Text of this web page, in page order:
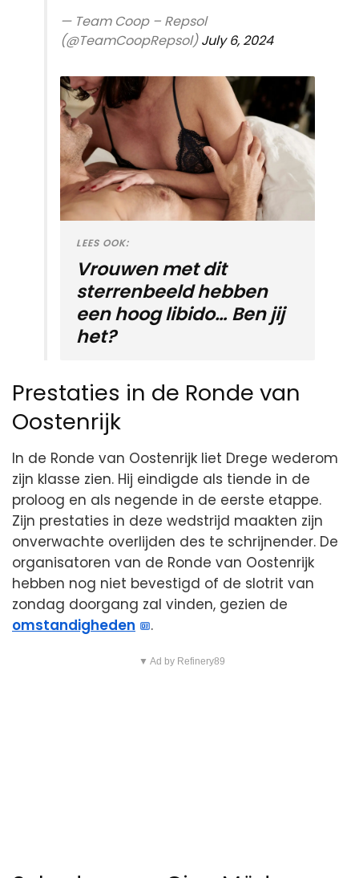
— Team Coop – Repsol
(@TeamCoopRepsol)July 6, 2024
LEES OOK:
Vrouwen met dit
sterrenbeeld hebben
een hoog libido… Ben jij
het?
Prestaties in de Ronde van
Oostenrijk
In de Ronde van Oostenrijk liet Drege wederom
zijn klasse zien. Hij eindigde als tiende in de
proloog en als negende in de eerste etappe.
Zijn prestaties in deze wedstrijd maakten zijn
onverwachte overlijden des te schrijnender. De
organisatoren van de Ronde van Oostenrijk
hebben nog niet bevestigd of de slotrit van
zondag doorgang zal vinden, gezien de
omstandigheden
.
▼ Ad by Refinery89